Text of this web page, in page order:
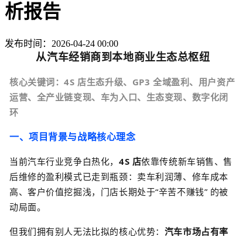
析报告
发布时间：2026-04-24 00:00
从汽车经销商到本地商业生态总枢纽
核心关键词：4S 店生态升级、 GP3 全域盈利、用户资产
运营、全产业链变现、车为入口、生态变现、数字化闭
环
一、项目背景与战略核心理念
当前汽车行业竞争白热化， 4S 店依靠传统新车销售、售
后维修的盈利模式已走到瓶颈：卖车利润薄、修车成本
高、客户价值挖掘浅，门店长期处于“辛苦不赚钱” 的被
动局面。
但我们拥有别人无法比拟的核心优势： 汽车市场占有率